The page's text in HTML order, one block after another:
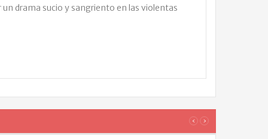
un drama sucio y sangriento en las violentas
‹ ›